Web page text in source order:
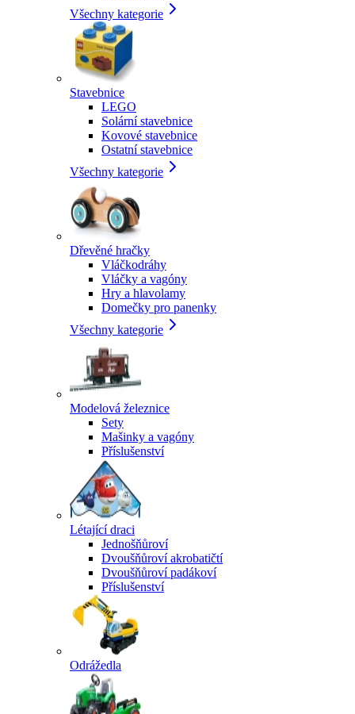
Všechny kategorie
Stavebnice
LEGO
Solární stavebnice
Kovové stavebnice
Ostatní stavebnice
Všechny kategorie
Dřevěné hračky
Vláčkodráhy
Vláčky a vagóny
Hry a hlavolamy
Domečky pro panenky
Všechny kategorie
Modelová železnice
Sety
Mašinky a vagóny
Příslušenství
Létající draci
Jednošňůroví
Dvoušňůroví akrobatičtí
Dvoušňůroví padákoví
Příslušenství
Odrážedla